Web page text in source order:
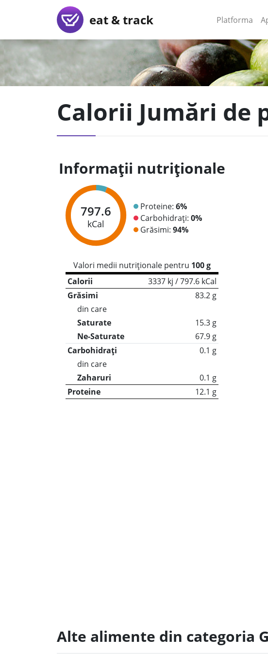
eat & track Platforma
Calorii Jumări de
Informații nutriționale
797.6
kCal
Proteine: 6%
Carbohidrați: 0%
Grăsimi: 94%
Valori medii nutriționale pentru 100 g
Calorii
3337 kj / 797.6 kCal
Grăsimi
83.2 g
din care
Saturate
15.3 g
Ne-Saturate
67.9 g
Carbohidrați
0.1 g
din care
Zaharuri
0.1 g
Proteine
12.1 g
Alte alimente din categoria